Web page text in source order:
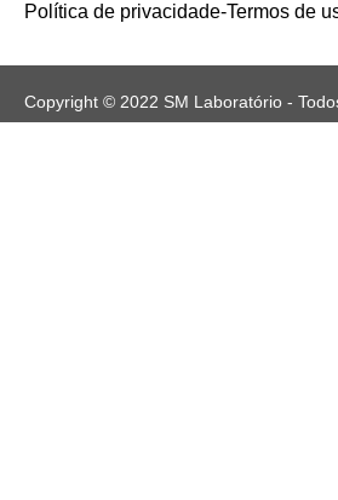
Política de privacidade-Termos de
Copyright © 2022 SM Laboratório -